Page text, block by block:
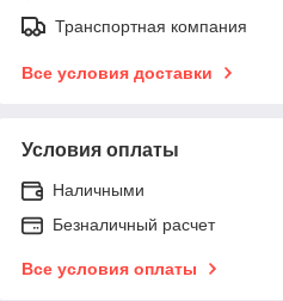
Транспортная компания
Все условия доставки
Условия оплаты
Наличными
Безналичный расчет
Все условия оплаты